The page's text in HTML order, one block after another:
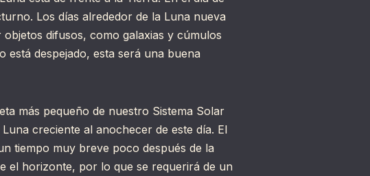
Los días alrededor de la Luna nueva
difusos, como galaxias y cúmulos
está despejado, esta será una buena
más pequeño de nuestro Sistema Solar
creciente al anochecer de este día. El
tiempo muy breve poco después de la
el horizonte, por lo que se requerirá de un